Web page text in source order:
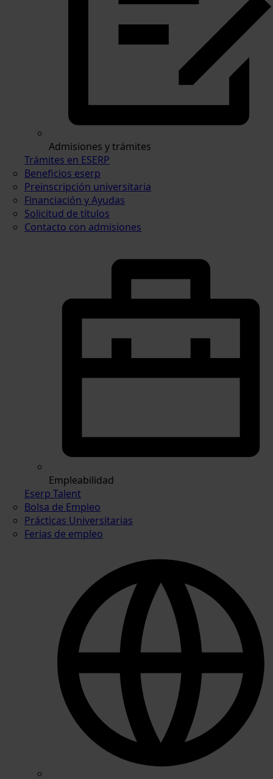
Admisiones y trámites
Trámites en ESERP
Beneficios eserp
Preinscripción universitaria
Financiación y Ayudas
Solicitud de títulos
Contacto con admisiones
Empleabilidad
Eserp Talent
Bolsa de Empleo
Prácticas Universitarias
Ferias de empleo